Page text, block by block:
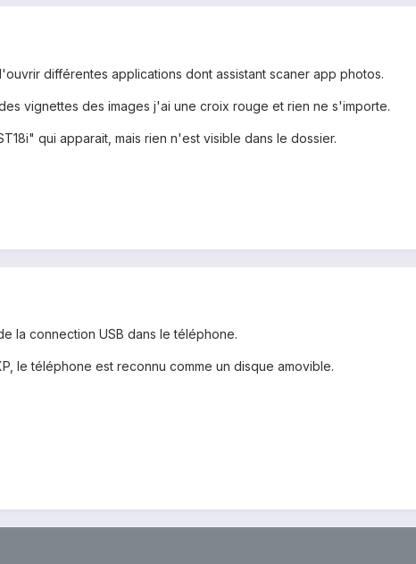
différentes applications dont assistant scaner app photos.
vignettes des images j'ai une croix rouge et rien ne s'importe.
qui apparait, mais rien n'est visible dans le dossier.
la connection USB dans le téléphone.
le téléphone est reconnu comme un disque amovible.